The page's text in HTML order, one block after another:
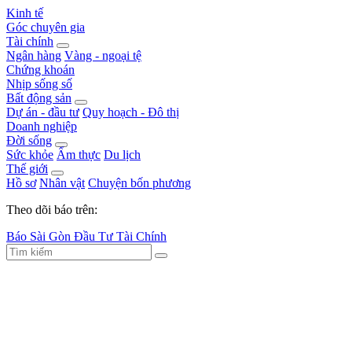
Kinh tế
Góc chuyên gia
Tài chính
Ngân hàng Vàng - ngoại tệ
Chứng khoán
Nhịp sống số
Bất động sản
Dự án - đầu tư Quy hoạch - Đô thị
Doanh nghiệp
Đời sống
Sức khỏe Ẩm thực Du lịch
Thế giới
Hồ sơ Nhân vật Chuyện bốn phương
Theo dõi báo trên:
Báo Sài Gòn Đầu Tư Tài Chính